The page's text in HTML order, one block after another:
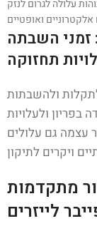
עלולה לגרום לנזק
אלקטרוניים ואופטיים
השבתה
תחזוקה
ולהשבתות
בפריון ולעלויות
עצמה גם עלולים
מתקדמות
לייזרים